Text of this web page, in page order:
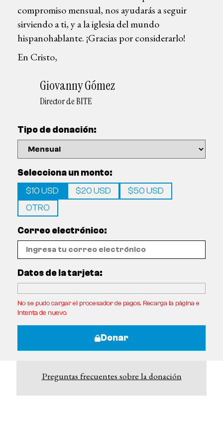
compromiso mensual, nos ayudarás a seguir
sirviendo a ti, y a la iglesia del mundo
hispanohablante. ¡Gracias por considerarlo!
En Cristo,
Giovanny Gómez
Director de BITE
Tipo de donación:
Selecciona un monto:
$10 USD
$20 USD
$50 USD
OTRO
Correo electrónico:
Datos de la tarjeta:
No se pudo cargar el procesador de pagos. Recarga la página e
intenta de nuevo.
Donar
Preguntas frecuentes sobre la donación